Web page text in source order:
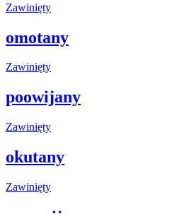
Zawinięty
omotany
Zawinięty
poowijany
Zawinięty
okutany
Zawinięty